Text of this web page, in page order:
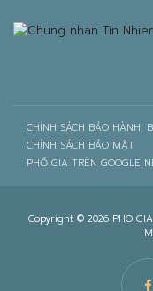
CHÍNH SÁCH BẢO HÀNH,
CHÍNH SÁCH BẢO MẬT
PHỐ GIA TRÊN GOOGLE
Copyright © 2026 PHO